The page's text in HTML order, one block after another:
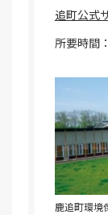
追町公式
所要時間
鹿追町環